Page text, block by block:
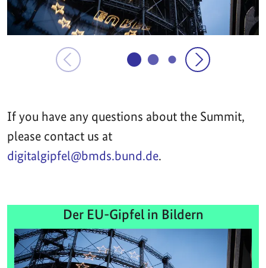
If you have any questions about the Summit,
please contact us at
digitalgipfel@bmds.bund.de.
Der EU-Gipfel in Bildern